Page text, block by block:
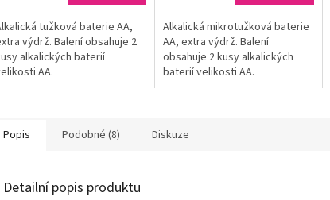
tužková baterie AA,
výdrž. Balení obsahuje 2
alkalických baterií
AA.
Alkalická mikrotužková baterie
AA, extra výdrž. Balení
obsahuje 2 kusy alkalických
baterií velikosti AA.
Popis Podobné (8) Diskuze
Detailní popis produktu